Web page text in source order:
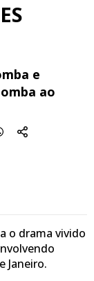
e
ao
o drama vivido
Janeiro.